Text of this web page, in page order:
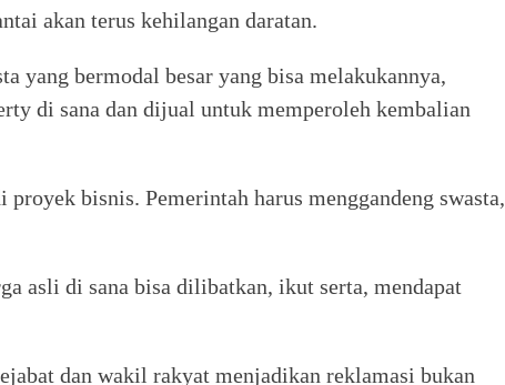
akan terus kehilangan daratan.
yang bermodal besar yang bisa melakukannya,
di sana dan dijual untuk memperoleh kembalian
bisnis. Pemerintah harus menggandeng swasta,
asli di sana bisa dilibatkan, ikut serta, mendapat
dan wakil rakyat menjadikan reklamasi bukan